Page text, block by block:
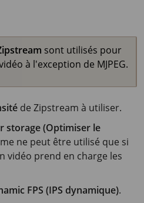
sont utilisés pour
à l'exception de MJPEG.
de Zipstream à utiliser.
storage (Optimiser le
ne peut être utilisé que si
vidéo prend en charge les
FPS (IPS dynamique).